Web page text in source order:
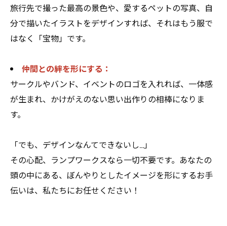
旅行先で撮った最高の景色や、愛するペットの写真、自
分で描いたイラストをデザインすれば、それはもう服で
はなく「宝物」です。
仲間との絆を形にする：
サークルやバンド、イベントのロゴを入れれば、一体感
が生まれ、かけがえのない思い出作りの相棒になりま
す。
「でも、デザインなんてできないし…」
その心配、ランプワークスなら一切不要です。あなたの
頭の中にある、ぼんやりとしたイメージを形にするお手
伝いは、私たちにお任せください！